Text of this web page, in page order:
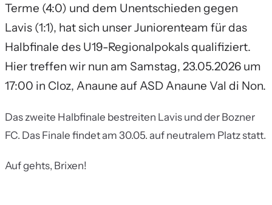
Terme (4:0) und dem Unentschieden gegen
Lavis (1:1), hat sich unser Juniorenteam für das
Halbfinale des U19-Regionalpokals qualifiziert.
Hier treffen wir nun am Samstag, 23.05.2026 um
17:00 in Cloz, Anaune auf ASD Anaune Val di Non.
Das zweite Halbfinale bestreiten Lavis und der Bozner
FC. Das Finale findet am 30.05. auf neutralem Platz statt.
Auf gehts, Brixen!